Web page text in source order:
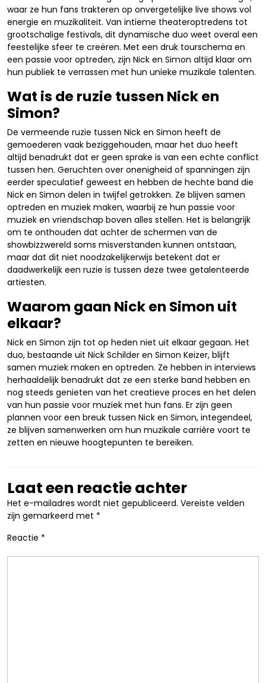
waar ze hun fans trakteren op onvergetelijke live shows vol
energie en muzikaliteit. Van intieme theateroptredens tot
grootschalige festivals, dit dynamische duo weet overal een
feestelijke sfeer te creëren. Met een druk tourschema en
een passie voor optreden, zijn Nick en Simon altijd klaar om
hun publiek te verrassen met hun unieke muzikale talenten.
Wat is de ruzie tussen Nick en
Simon?
De vermeende ruzie tussen Nick en Simon heeft de
gemoederen vaak beziggehouden, maar het duo heeft
altijd benadrukt dat er geen sprake is van een echte conflict
tussen hen. Geruchten over onenigheid of spanningen zijn
eerder speculatief geweest en hebben de hechte band die
Nick en Simon delen in twijfel getrokken. Ze blijven samen
optreden en muziek maken, waarbij ze hun passie voor
muziek en vriendschap boven alles stellen. Het is belangrijk
om te onthouden dat achter de schermen van de
showbizzwereld soms misverstanden kunnen ontstaan,
maar dat dit niet noodzakelijkerwijs betekent dat er
daadwerkelijk een ruzie is tussen deze twee getalenteerde
artiesten.
Waarom gaan Nick en Simon uit
elkaar?
Nick en Simon zijn tot op heden niet uit elkaar gegaan. Het
duo, bestaande uit Nick Schilder en Simon Keizer, blijft
samen muziek maken en optreden. Ze hebben in interviews
herhaaldelijk benadrukt dat ze een sterke band hebben en
nog steeds genieten van het creatieve proces en het delen
van hun passie voor muziek met hun fans. Er zijn geen
plannen voor een breuk tussen Nick en Simon, integendeel,
ze blijven samenwerken om hun muzikale carrière voort te
zetten en nieuwe hoogtepunten te bereiken.
Laat een reactie achter
Het e-mailadres wordt niet gepubliceerd. Vereiste velden
zijn gemarkeerd met *
Reactie *